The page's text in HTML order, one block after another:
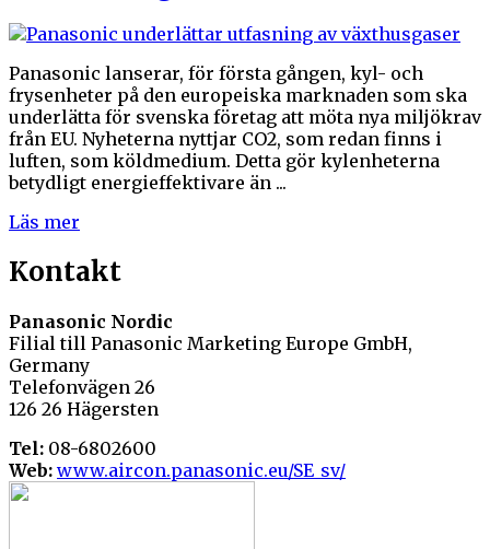
Panasonic lanserar, för första gången, kyl- och
frysenheter på den europeiska marknaden som ska
underlätta för svenska företag att möta nya miljökrav
från EU. Nyheterna nyttjar CO2, som redan finns i
luften, som köldmedium. Detta gör kylenheterna
betydligt energieffektivare än ...
Läs mer
Kontakt
Panasonic Nordic
Filial till Panasonic Marketing Europe GmbH,
Germany
Telefonvägen 26
126 26 Hägersten
Tel: 08-6802600
Web: www.aircon.panasonic.eu/SE_sv/